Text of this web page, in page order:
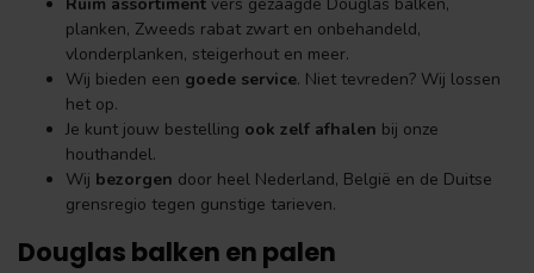
planken, Zweeds rabat zwart en onbehandeld,
vlonderplanken, steigerhout en meer.
Wij bieden een goede service. Niet tevreden? Wij lossen
het op.
Je kunt jouw bestelling ook zelf afhalen bij onze
houthandel.
Wij bezorgen door heel Nederland, België en de Duitse
grensregio tegen gunstige tarieven.
Douglas balken en palen